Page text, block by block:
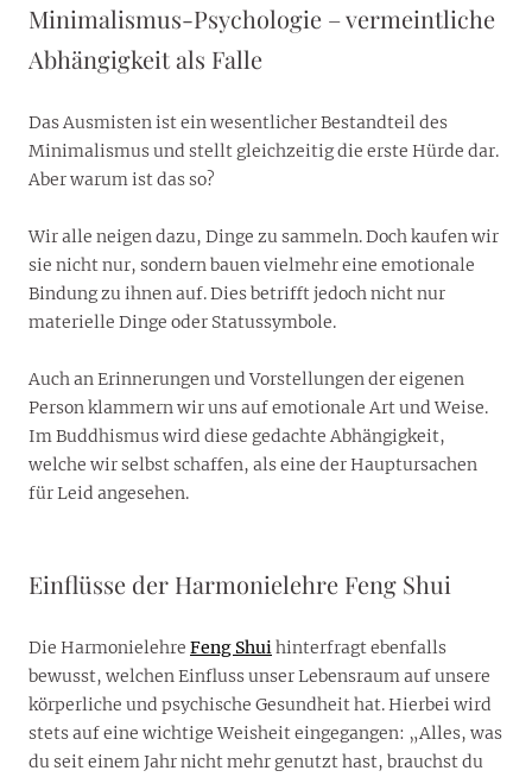
Minimalismus-Psychologie – vermeintliche
Abhängigkeit als Falle
Das Ausmisten ist ein wesentlicher Bestandteil des
Minimalismus und stellt gleichzeitig die erste Hürde dar.
Aber warum ist das so?
Wir alle neigen dazu, Dinge zu sammeln. Doch kaufen wir
sie nicht nur, sondern bauen vielmehr eine emotionale
Bindung zu ihnen auf. Dies betrifft jedoch nicht nur
materielle Dinge oder Statussymbole.
Auch an Erinnerungen und Vorstellungen der eigenen
Person klammern wir uns auf emotionale Art und Weise.
Im Buddhismus wird diese gedachte Abhängigkeit,
welche wir selbst schaffen, als eine der Hauptursachen
für Leid angesehen.
Einflüsse der Harmonielehre Feng Shui
Die Harmonielehre Feng Shuihinterfragt ebenfalls
bewusst, welchen Einfluss unser Lebensraum auf unsere
körperliche und psychische Gesundheit hat. Hierbei wird
stets auf eine wichtige Weisheit eingegangen: „Alles, was
du seit einem Jahr nicht mehr genutzt hast, brauchst du